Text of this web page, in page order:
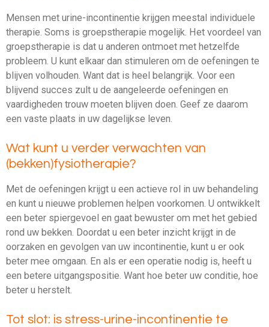
Mensen met urine-incontinentie krijgen meestal individuele
therapie. Soms is groepstherapie mogelijk. Het voordeel van
groepstherapie is dat u anderen ontmoet met hetzelfde
probleem. U kunt elkaar dan stimuleren om de oefeningen te
blijven volhouden. Want dat is heel belangrijk. Voor een
blijvend succes zult u de aangeleerde oefeningen en
vaardigheden trouw moeten blijven doen. Geef ze daarom
een vaste plaats in uw dagelijkse leven.
Wat kunt u verder verwachten van
(bekken)fysiotherapie?
Met de oefeningen krijgt u een actieve rol in uw behandeling
en kunt u nieuwe problemen helpen voorkomen. U ontwikkelt
een beter spiergevoel en gaat bewuster om met het gebied
rond uw bekken. Doordat u een beter inzicht krijgt in de
oorzaken en gevolgen van uw incontinentie, kunt u er ook
beter mee omgaan. En als er een operatie nodig is, heeft u
een betere uitgangspositie. Want hoe beter uw conditie, hoe
beter u herstelt.
Tot slot: is stress-urine-incontinentie te